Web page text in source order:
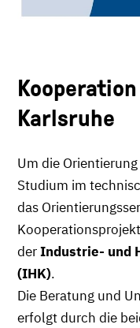
Karlsruhe
Um die
Studium im
das
derIndustrie- und
(IHK).
Die Beratung und
erfolgt durch die